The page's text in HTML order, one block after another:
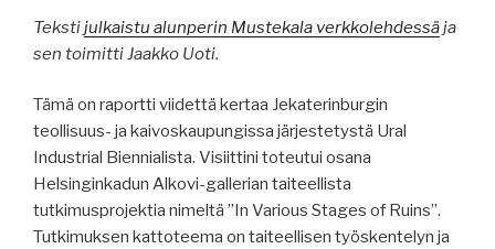
Tekstijulkaistu alunperin Mustekala verkkolehdessäja
sen toimitti Jaakko Uoti.
Tämä on raportti viidettä kertaa Jekaterinburgin
teollisuus- ja kaivoskaupungissa järjestetystä Ural
Industrial Biennialista. Visiittini toteutui osana
Helsinginkadun Alkovi-gallerian taiteellista
tutkimusprojektia nimeltä ”In Various Stages of Ruins”.
Tutkimuksen kattoteema on taiteellisen työskentelyn ja